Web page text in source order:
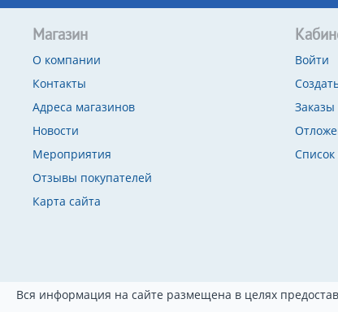
Магазин
О компании
Контакты
Адреса магазинов
Новости
Мероприятия
Отзывы покупателей
Карта сайта
Войти
Заказы
Вся информация на сайте размещена в целях